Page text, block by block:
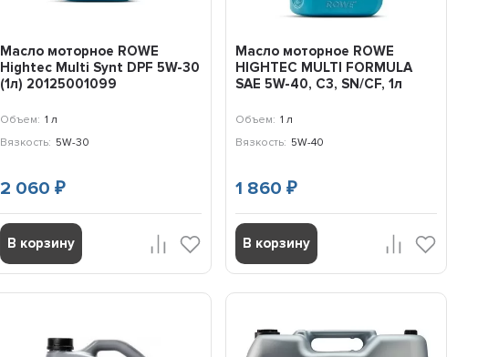
Масло моторное ROWE
Hightec Multi Synt DPF 5W-30
(1л) 20125001099
Объем: 1 л
Вязкость: 5W-30
2 060 ₽
В корзину
Масло моторное ROWE
HIGHTEC MULTI FORMULA
SAE 5W-40, C3, SN/CF, 1л
Объем: 1 л
Вязкость: 5W-40
1 860 ₽
В корзину